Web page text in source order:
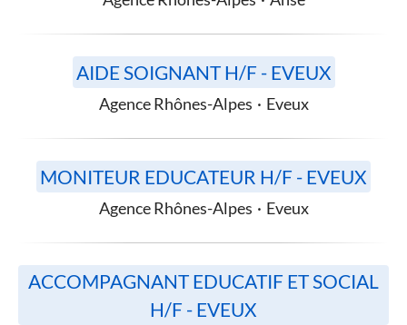
AIDE SOIGNANT H/F - EVEUX
Agence Rhônes-Alpes · Eveux
MONITEUR EDUCATEUR H/F - EVEUX
Agence Rhônes-Alpes · Eveux
ACCOMPAGNANT EDUCATIF ET SOCIAL
H/F - EVEUX